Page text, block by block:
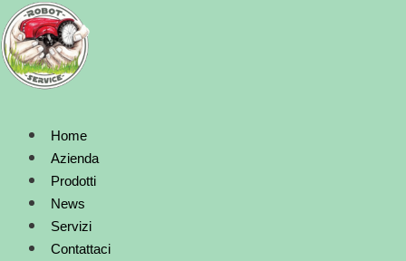
Vai
al
contenuto
Home
Azienda
Prodotti
News
Servizi
Contattaci